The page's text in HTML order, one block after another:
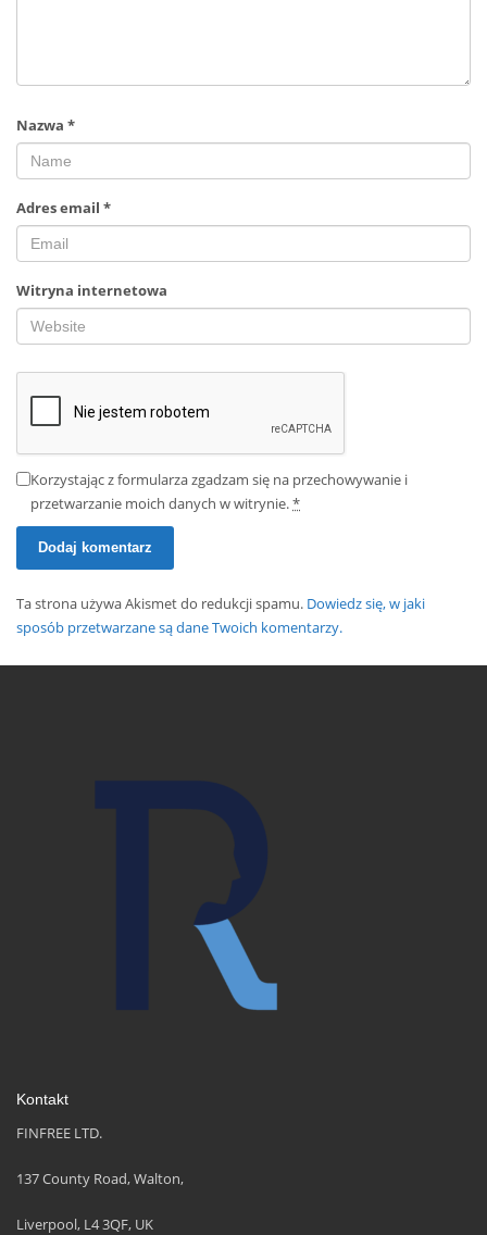
Nazwa *
Adres email *
Witryna internetowa
Korzystając z formularza zgadzam się na przechowywanie i
przetwarzanie moich danych w witrynie.*
Ta strona używa Akismet do redukcji spamu. Dowiedz się, w jaki
sposób przetwarzane są dane Twoich komentarzy.
Kontakt
FINFREE LTD.
137 County Road, Walton,
Liverpool, L4 3QF, UK